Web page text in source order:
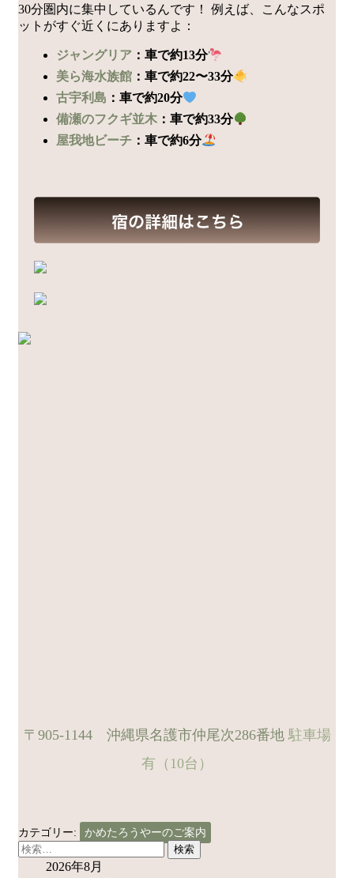
30分圏内に集中しているんです！ 例えば、こんなスポ
ットがすぐ近くにありますよ：
ジャングリア ：車で約13分
美ら海水族館 ：車で約22〜33分
古宇利島 ：車で約20分
備瀬のフクギ並木 ：車で約33分
屋我地ビーチ ：車で約6分
〒905-1144 沖縄県名護市仲尾次286番地駐車場
有（10台）
カテゴリー: かめたろうやーのご案内
検
2026年8月